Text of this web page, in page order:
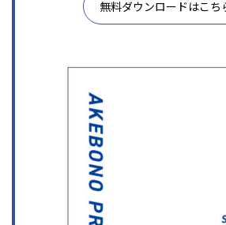
無料ダウンロードはこち